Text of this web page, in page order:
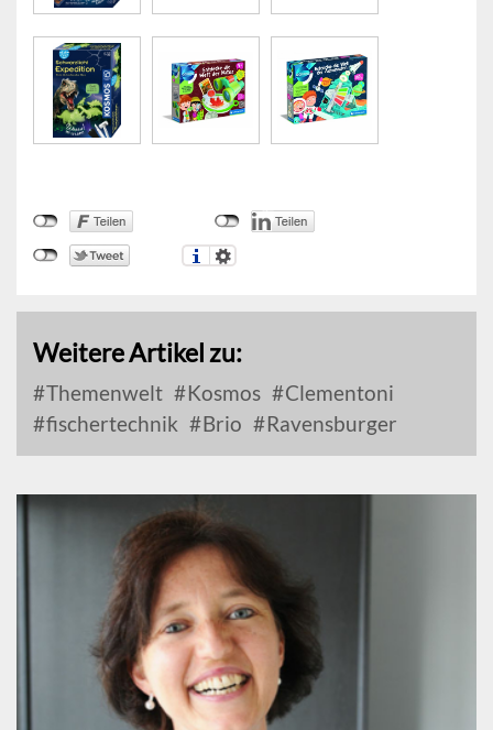
Weitere Artikel zu:
Themenwelt Kosmos
Clementoni
fischertechnik
Brio Ravensburger